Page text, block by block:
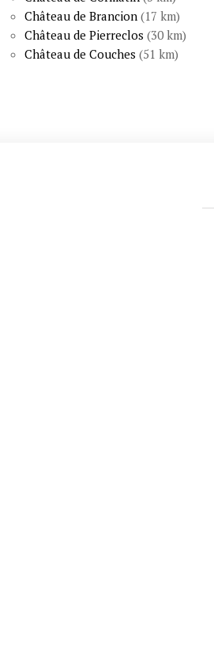
Château de Brancion (17 km)
Château de Pierreclos (30 km)
Château de Couches (51 km)